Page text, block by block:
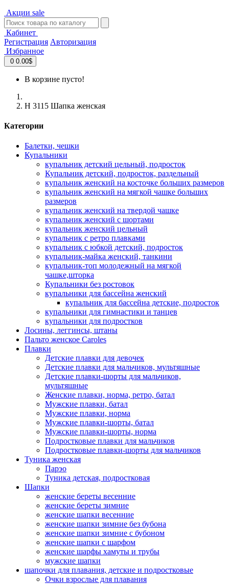
Акции sale
Кабинет
Регистрация Авторизация
Избранное
0 0.00$
В корзине пусто!
Н 3115 Шапка женская
Категории
Балетки, чешки
Купальники
купальник детский цельный, подросток
Купальник детский, подросток, раздельный
купальник женский на косточке больших размеров
купальник женский на мягкой чашке больших
размеров
купальник женский на твердой чашке
купальник женский с шортами
купальник женский цельный
купальник с ретро плавками
купальник с юбкой детский, подросток
купальник-майка женский, танкини
купальник-топ молодежный на мягкой
чашке,шторка
Купальники без ростовок
купальники для бассейна женский
купальник для бассейна детские, подросток
купальники для гимнастики и танцев
купальники для подростков
Лосины, леггинсы, штаны
Пальто женское Caroles
Плавки
Детские плавки для девочек
Детские плавки для мальчиков, мультяшные
Детские плавки-шорты для мальчиков,
мультяшные
Женские плавки, норма, ретро, батал
Мужские плавки, батал
Мужские плавки, норма
Мужские плавки-шорты, батал
Мужские плавки-шорты, норма
Подростковые плавки для мальчиков
Подростковые плавки-шорты для мальчиков
Туникa женская
Парэо
Туника детская, подростковая
Шапки
женские береты весенние
женские береты зимние
женские шапки весенние
женские шапки зимние без бубона
женские шапки зимние с бубоном
женские шапки с шарфом
женские шарфы хамуты и трубы
мужские шапки
шапочки для плавания, детские и подростковые
Очки взрослые для плавания